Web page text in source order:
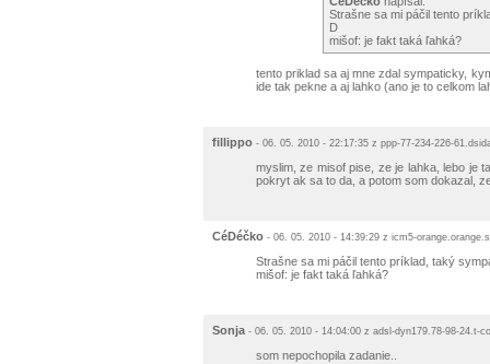
Strašne sa mi páčil tento
D
mišof: je fakt taká ľahká?
tento priklad sa aj mne zdal sympaticky,
ide tak pekne a aj lahko (ano je to celkom
fillippo - 06. 05. 2010 - 22:17:35 z ppp-77-234-226-
myslim, ze misof pise, ze je lahka, lebo je
pokryt ak sa to da, a potom som dokazal,
CéDéčko - 06. 05. 2010 - 14:39:29 z icm5-
Strašne sa mi páčil tento príklad, taký
mišof: je fakt taká ľahká?
Sonja - 06. 05. 2010 - 14:04:00 z adsl-dyn179.78-98-24.t-
som nepochopila zadanie..